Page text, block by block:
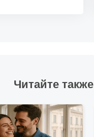
Читайте также